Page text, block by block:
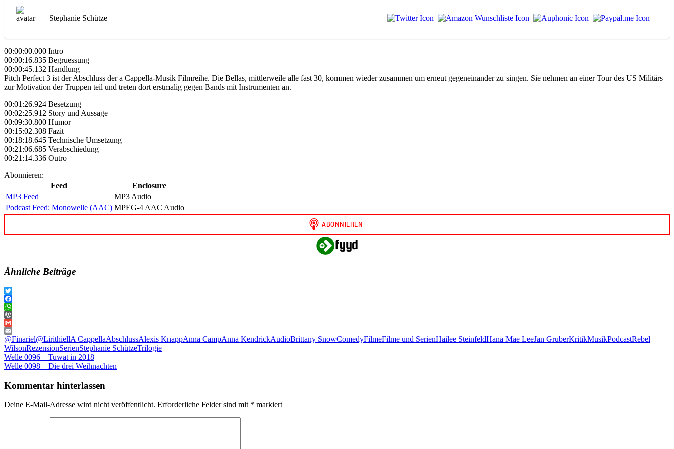
Stephanie Schütze
00:00:00.000 Intro
00:00:16.835 Begruessung
00:00:45.132 Handlung
Pitch Perfect 3 ist der Abschluss der a Cappella-Musik Filmreihe. Die Bellas, mittlerweile alle fast 30, kommen wieder zusammen um erneut gegeneinander zu singen. Sie nehmen an einer Tour des US Militärs
zur Motivation der Truppen teil und treten dort erstmalig gegen Bands mit Instrumenten an.
00:01:26.924 Besetzung
00:02:25.912 Story und Aussage
00:09:30.800 Humor
00:15:02.308 Fazit
00:18:18.645 Technische Umsetzung
00:21:06.685 Verabschiedung
00:21:14.336 Outro
Abonnieren:
Feed
Enclosure
MP3 Feed
MP3 Audio
Podcast Feed: Monowelle (AAC) MPEG-4 AAC Audio
Ähnliche Beiträge
Twitter
Facebook
WhatsApp
WordPress
Gmail
Email
@Finariel@LirithiellA CappellaAbschlussAlexis KnappAnna CampAnna KendrickAudioBrittany SnowComedyFilmeFilme und SerienHailee SteinfeldHana Mae LeeJan GruberKritikMusikPodcastRebel
WilsonRezensionSerienStephanie SchützeTrilogie
Beitragsnavigation
Vorheriger
Beitrag:
Welle 0096 – Tuwat in 2018
Nächster
Welle 0098 – Die drei Weihnachten
Kommentar hinterlassen
Deine E-Mail-Adresse wird nicht veröffentlicht. Erforderliche Felder sind mit * markiert